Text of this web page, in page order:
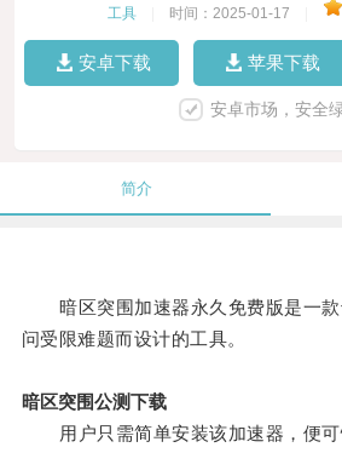
工具 时间：2025-01-17
安卓下载 苹果下载
安卓市场，安全
简介
暗区突围加速器永久免费版是一款
问受限难题而设计的工具。
暗区突围公测下载
用户只需简单安装该加速器，便可